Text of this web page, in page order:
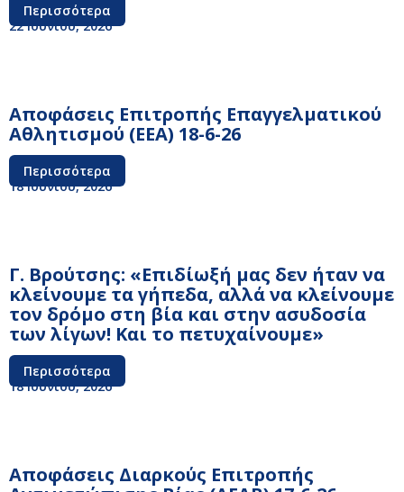
Περισσότερα
22 Ιουνίου, 2026
Αποφάσεις Επιτροπής Επαγγελματικού
Αθλητισμού (ΕΕΑ) 18-6-26
Περισσότερα
18 Ιουνίου, 2026
Γ. Βρούτσης: «Επιδίωξή μας δεν ήταν να
κλείνουμε τα γήπεδα, αλλά να κλείνουμε
τον δρόμο στη βία και στην ασυδοσία
των λίγων! Και το πετυχαίνουμε»
Περισσότερα
18 Ιουνίου, 2026
Αποφάσεις Διαρκούς Επιτροπής